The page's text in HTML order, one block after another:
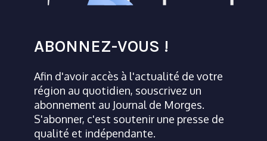
ABONNEZ-VOUS !
Afin d'avoir accès à l'actualité de votre
région au quotidien, souscrivez un
abonnement au Journal de Morges.
S'abonner, c'est soutenir une presse de
qualité et indépendante.